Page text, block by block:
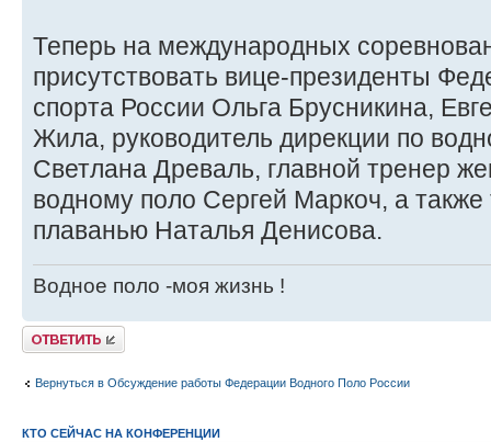
Теперь на международных
присутствовать вице‑президенты
спорта России Ольга Брусникина,
Жила, руководитель дирекции по
Светлана Древаль, главной тренер
водному поло Сергей Маркоч, а
плаванью Наталья Денисова.
Водное поло -моя жизнь !
Ответить
Вернуться в Обсуждение работы Федерации Водного Поло России
КТО СЕЙЧАС НА КОНФЕРЕНЦИИ